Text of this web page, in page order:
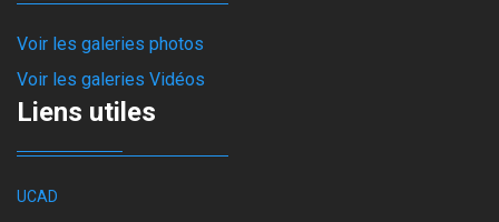
Voir les galeries photos
Voir les galeries Vidéos
Liens utiles
UCAD